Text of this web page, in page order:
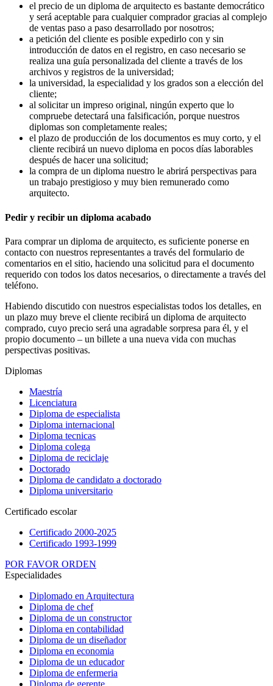
el precio de un diploma de arquitecto es bastante democrático
y será aceptable para cualquier comprador gracias al complejo
de ventas paso a paso desarrollado por nosotros;
a petición del cliente es posible expedirlo con y sin
introducción de datos en el registro, en caso necesario se
realiza una guía personalizada del cliente a través de los
archivos y registros de la universidad;
la universidad, la especialidad y los grados son a elección del
cliente;
al solicitar un impreso original, ningún experto que lo
compruebe detectará una falsificación, porque nuestros
diplomas son completamente reales;
el plazo de producción de los documentos es muy corto, y el
cliente recibirá un nuevo diploma en pocos días laborables
después de hacer una solicitud;
la compra de un diploma nuestro le abrirá perspectivas para
un trabajo prestigioso y muy bien remunerado como
arquitecto.
Pedir y recibir un diploma acabado
Para comprar un diploma de arquitecto, es suficiente ponerse en
contacto con nuestros representantes a través del formulario de
comentarios en el sitio, haciendo una solicitud para el documento
requerido con todos los datos necesarios, o directamente a través del
teléfono.
Habiendo discutido con nuestros especialistas todos los detalles, en
un plazo muy breve el cliente recibirá un diploma de arquitecto
comprado, cuyo precio será una agradable sorpresa para él, y el
propio documento – un billete a una nueva vida con muchas
perspectivas positivas.
Diplomas
Maestría
Licenciatura
Diploma de especialista
Diploma internacional
Diploma tecnicas
Diploma colega
Diploma de reciclaje
Doctorado
Diploma de candidato a doctorado
Diploma universitario
Certificado escolar
Certificado 2000-2025
Certificado 1993-1999
POR FAVOR ORDEN
Especialidades
Diplomado en Arquitectura
Diploma de chef
Diploma de un constructor
Diploma en contabilidad
Diploma de un diseñador
Diploma en economia
Diploma de un educador
Diploma de enfermeria
Diploma de gerente